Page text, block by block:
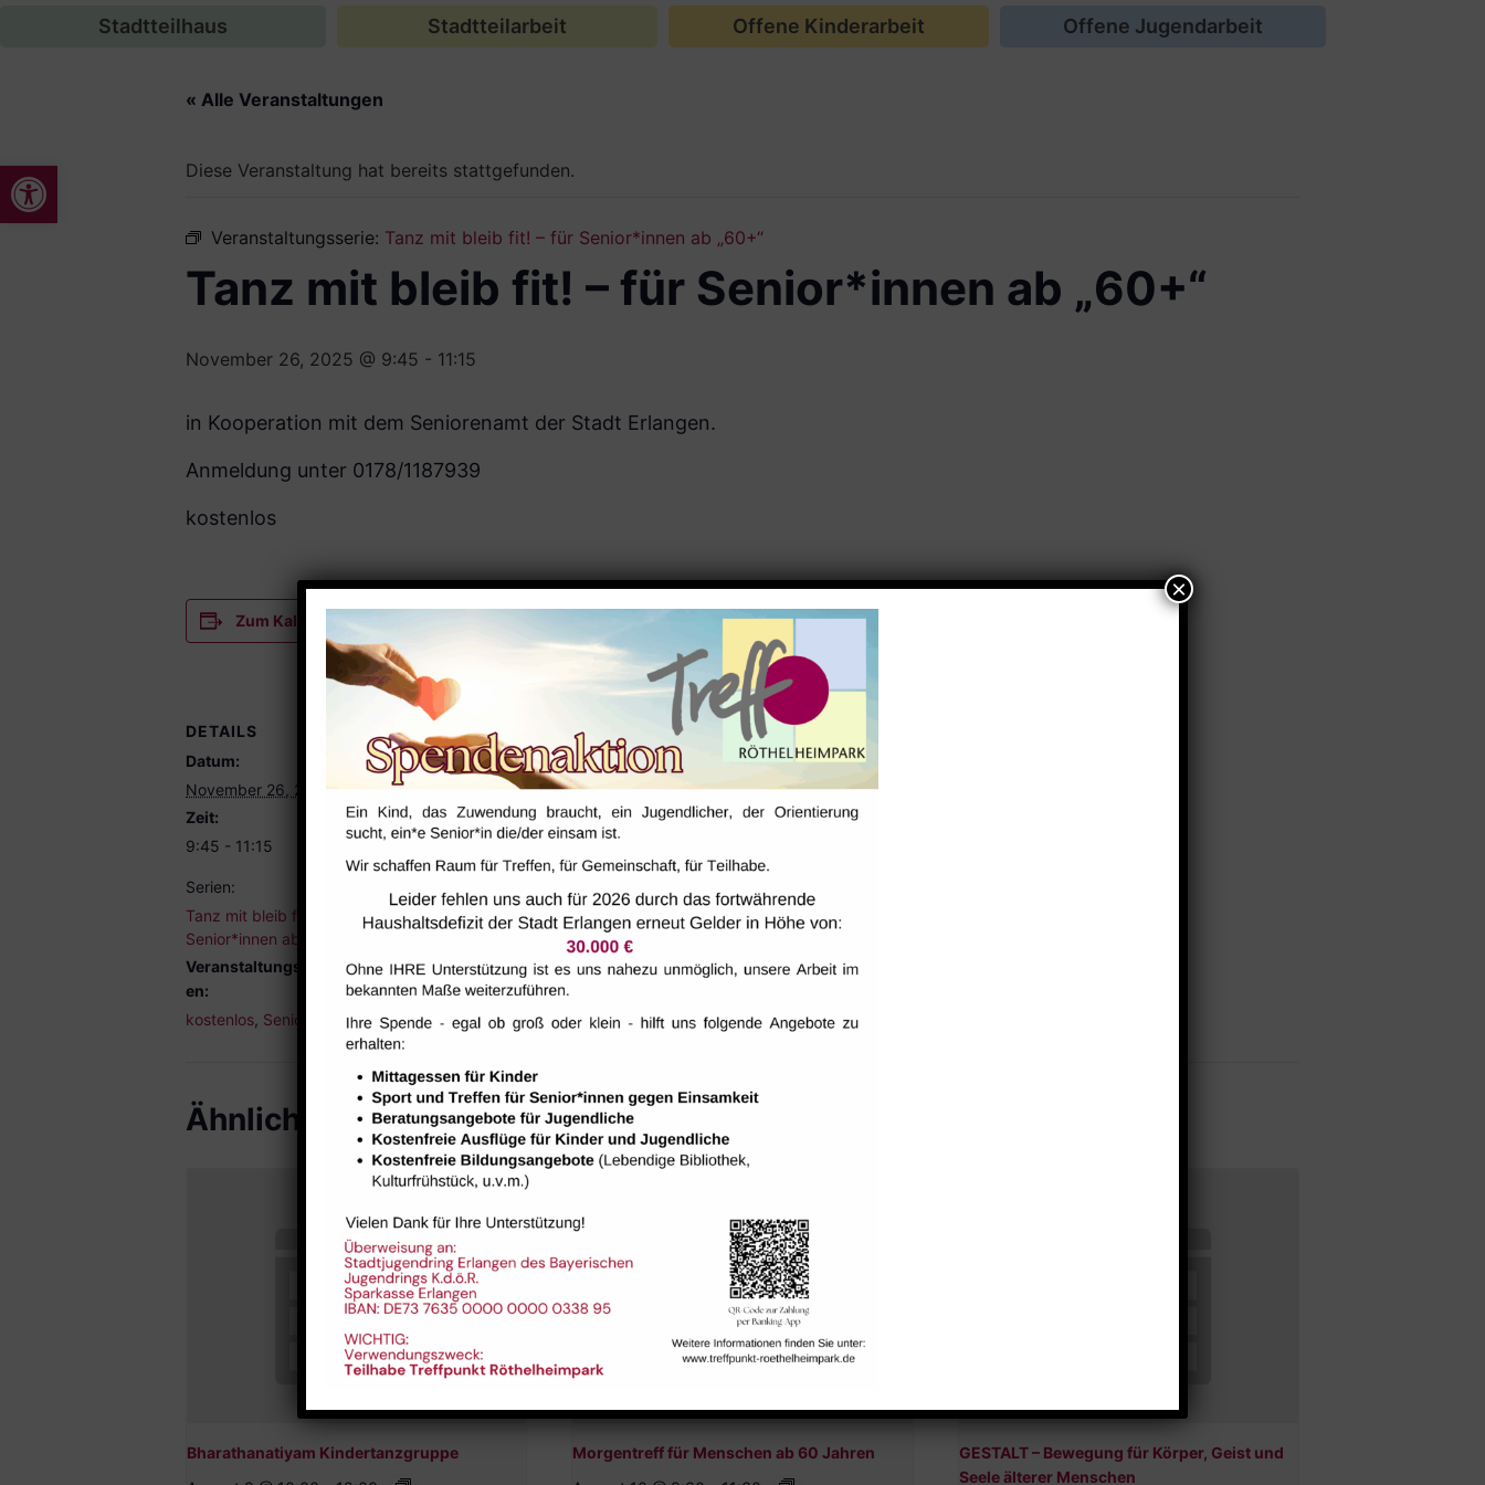
Werkzeugleiste öffnen
Stadtteilhaus Stadtteilarbeit Offene Kinderarbeit Offene Jugendarbeit
« Alle Veranstaltungen
Diese Veranstaltung hat bereits stattgefunden.
Veranstaltungsserie: Tanz mit bleib fit! – für Senior*innen ab „60+“
Tanz mit bleib fit! – für Senior*innen ab „60+“
November 26, 2025 @ 9:45 - 11:15
in Kooperation mit dem Seniorenamt der Stadt Erlangen.
Anmeldung unter 0178/1187939
kostenlos
Zum Kalender hinzufügen
DETAILS
Datum:
November 26, 2025
Zeit:
9:45 - 11:15
Serien:
Tanz mit bleib fit! – für
Senior*innen ab „60+“
Veranstaltungskategori
en:
kostenlos Senior*innen
VERANSTALTER
Treffpunkt
Röthelheimpark
Telefon
091319232777
E-Mail
anmeldung@treffpunkt-
roethelheimpark.de
anzeigen
VERANSTALTUNGSORT
Saal
Ähnliche Veranstaltungen
Bharathanatiyam Kindertanzgruppe
Morgentreff für Menschen ab 60 Jahren
GESTALT – Bewegung für Körper, Geist und
Seele älterer Menschen